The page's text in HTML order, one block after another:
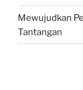
Mewujudkan
Tantangan